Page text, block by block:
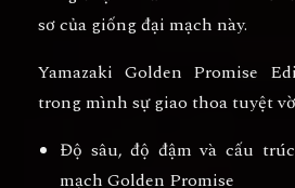
sơ của giống đại mạch này.
Yamazaki Golden Promise
trong mình sự giao thoa tuyệt
Độ sâu, độ đậm và cấu
mạch Golden Promise